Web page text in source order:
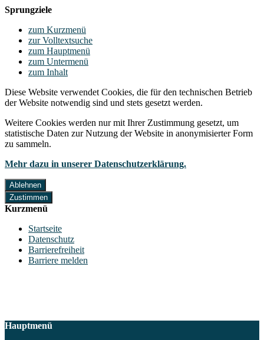
Sprungziele
zum Kurzmenü
zur Volltextsuche
zum Hauptmenü
zum Untermenü
zum Inhalt
Diese Website verwendet Cookies, die für den technischen Betrieb
der Website notwendig sind und stets gesetzt werden.
Weitere Cookies werden nur mit Ihrer Zustimmung gesetzt, um
statistische Daten zur Nutzung der Website in anonymisierter Form
zu sammeln.
Mehr dazu in unserer Datenschutzerklärung.
Ablehnen
Zustimmen
Kurzmenü
Startseite
Datenschutz
Barrierefreiheit
Barriere melden
Hauptmenü